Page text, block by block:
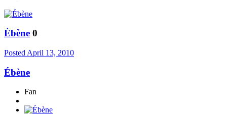
Ébène 0
Posted April 13, 2010
Ébène
Fan